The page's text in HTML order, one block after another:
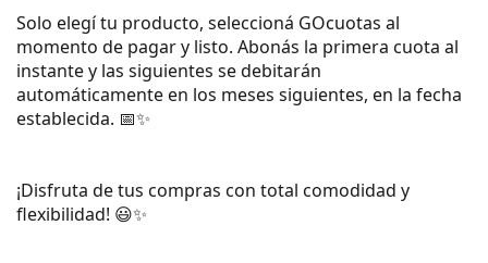
Solo elegí tu producto, seleccioná GOcuotas al
momento de pagar y listo. Abonás la primera cuota al
instante y las siguientes se debitarán
automáticamente en los meses siguientes, en la fecha
establecida. 📅✨
¡Disfruta de tus compras con total comodidad y
flexibilidad! 😃✨